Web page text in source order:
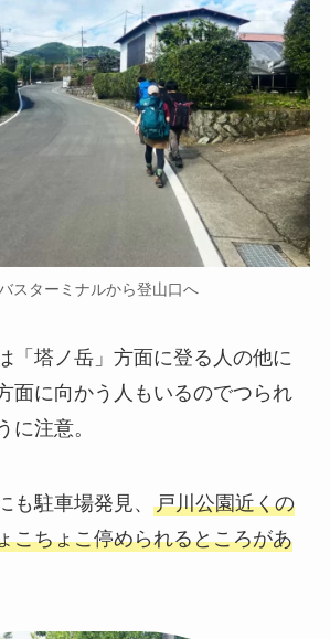
スターミナルから登山口へ
「塔ノ岳」方面に登る人の他に
面に向かう人もいるのでつられ
に注意。
も駐車場発見、 戸川公園近くの
こちょこ停められるところがあ